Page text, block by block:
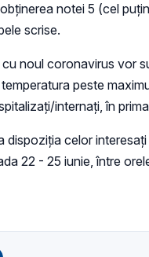
notei 5 (cel
scrise.
noul coronavirus vor
peste
internați, în
dispoziția celor
22 - 25 iunie, între